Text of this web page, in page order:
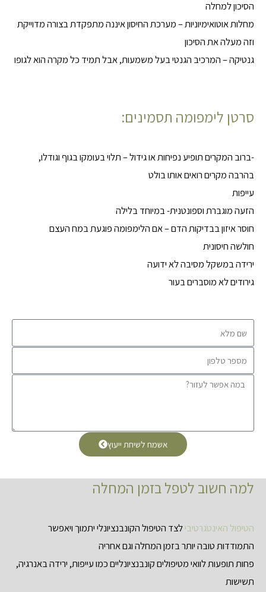
הסיכון למחלה
מחלות אוטואימיוניות – מערכת החיסון איננה מתפקדת בצורה מדוייקת
וזה מעלה את הסיכון
גנטיקה – המרכיב הגנטי בעל משמעות, אבל תמיד כל מקרה הוא לגופו
סרטן לימפומה תסמינים:
-ברוב המקרים תופיע נפיחות או גידול – תלוי בעומקו בגוף וגודלו,
בהרבה מקרים רואים אותו בולט
עייפות
הזעה מוגברת וספונטנית- במיוחד בלילה
חוסר איזון בבדיקות הדם – אם הלימפומה פוגעת במח העצם
חולשה חיסונית
ירידה במשקל מסיבה לא ידועה
גירודים לא מוסברים בעור
אשמח לשיחת ייעוץ
למה חשוב לטפל בזמן המחלה
הטיפול האינטגרטיבילצד הטיפול הקונבנציונלי יתמוך ויאפשר
התמודדות טובה יותר בזמן המחלה וגם אחריה
פחות תופעות לוואי מטיפולים קונבנציונליים כמו עייפות, ירידה באנרגיה,
תשישות